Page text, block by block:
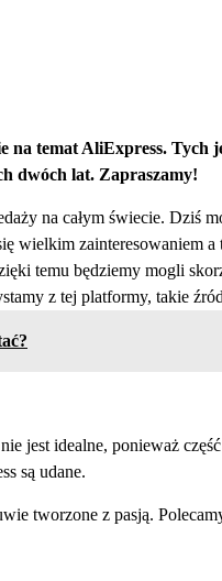
temat AliExpress. Tych
dwóch lat. Zapraszamy!
na całym świecie.
wielkim zainteresowaniem
temu będziemy mogli
z tej platformy, takie
jest idealne, ponieważ
są udane.
tworzone z pasją.